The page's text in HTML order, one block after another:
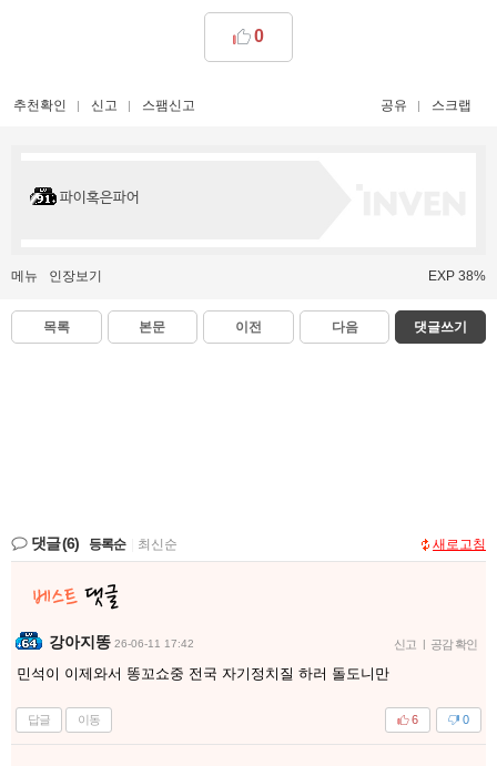
0
추천확인 신고 스팸신고 공유 스크랩
파이혹은파어
메뉴 인장보기 EXP 38%
목록 본문 이전 다음 댓글쓰기
댓글(6) 등록순 최신순 새로고침
강아지똥 26-06-11 17:42 신고 | 공감 확인
민석이 이제와서 똥꼬쇼중 전국 자기정치질 하러 돌도니만
답글 이동 0
6